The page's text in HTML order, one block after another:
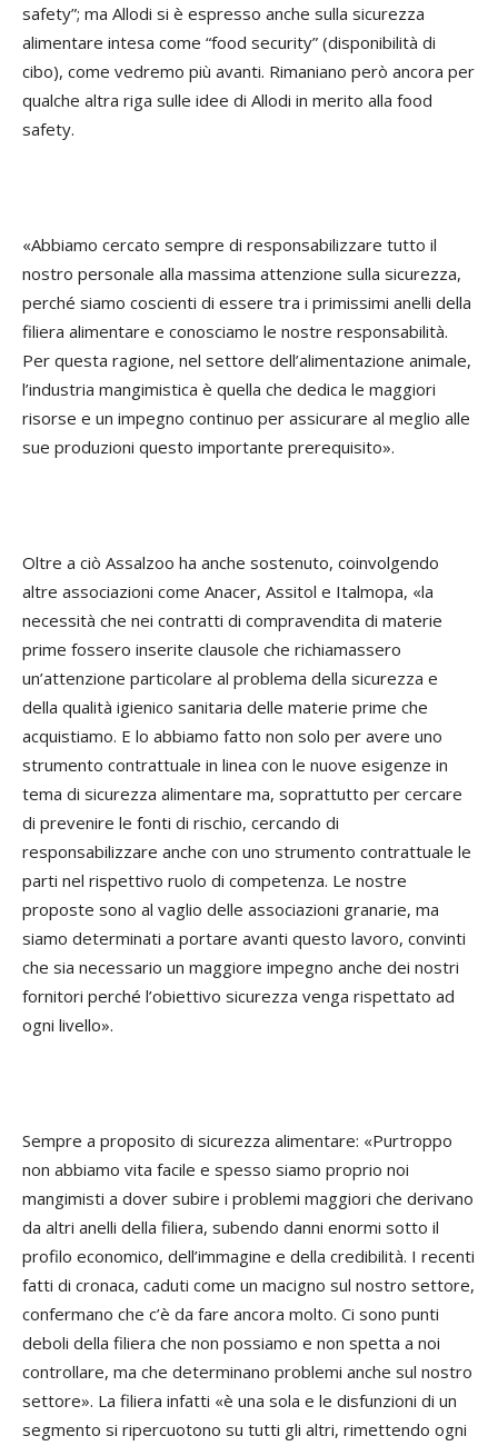
safety”; ma Allodi si è espresso anche sulla sicurezza
alimentare intesa come “food security” (disponibilità di
cibo), come vedremo più avanti. Rimaniano però ancora per
qualche altra riga sulle idee di Allodi in merito alla food
safety.
«Abbiamo cercato sempre di responsabilizzare tutto il
nostro personale alla massima attenzione sulla sicurezza,
perché siamo coscienti di essere tra i primissimi anelli della
filiera alimentare e conosciamo le nostre responsabilità.
Per questa ragione, nel settore dell’alimentazione animale,
l’industria mangimistica è quella che dedica le maggiori
risorse e un impegno continuo per assicurare al meglio alle
sue produzioni questo importante prerequisito».
Oltre a ciò Assalzoo ha anche sostenuto, coinvolgendo
altre associazioni come Anacer, Assitol e Italmopa, «la
necessità che nei contratti di compravendita di materie
prime fossero inserite clausole che richiamassero
un’attenzione particolare al problema della sicurezza e
della qualità igienico sanitaria delle materie prime che
acquistiamo. E lo abbiamo fatto non solo per avere uno
strumento contrattuale in linea con le nuove esigenze in
tema di sicurezza alimentare ma, soprattutto per cercare
di prevenire le fonti di rischio, cercando di
responsabilizzare anche con uno strumento contrattuale le
parti nel rispettivo ruolo di competenza. Le nostre
proposte sono al vaglio delle associazioni granarie, ma
siamo determinati a portare avanti questo lavoro, convinti
che sia necessario un maggiore impegno anche dei nostri
fornitori perché l’obiettivo sicurezza venga rispettato ad
ogni livello».
Sempre a proposito di sicurezza alimentare: «Purtroppo
non abbiamo vita facile e spesso siamo proprio noi
mangimisti a dover subire i problemi maggiori che derivano
da altri anelli della filiera, subendo danni enormi sotto il
profilo economico, dell’immagine e della credibilità. I recenti
fatti di cronaca, caduti come un macigno sul nostro settore,
confermano che c’è da fare ancora molto. Ci sono punti
deboli della filiera che non possiamo e non spetta a noi
controllare, ma che determinano problemi anche sul nostro
settore». La filiera infatti «è una sola e le disfunzioni di un
segmento si ripercuotono su tutti gli altri, rimettendo ogni